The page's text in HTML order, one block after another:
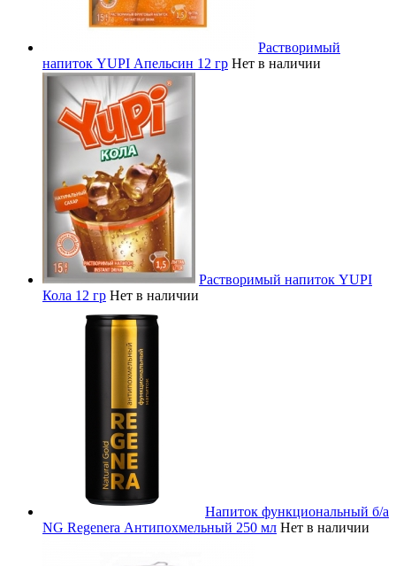
Растворимый
напиток YUPI Апельсин 12 гр Нет в наличии
Растворимый напиток YUPI
Кола 12 гр Нет в наличии
Напиток функциональный б/а
NG Regenera Антипохмельный 250 мл Нет в наличии